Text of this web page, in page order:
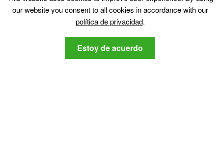
our website you consent to all cookies in accordance with our
política de privacidad.
Estoy de acuerdo